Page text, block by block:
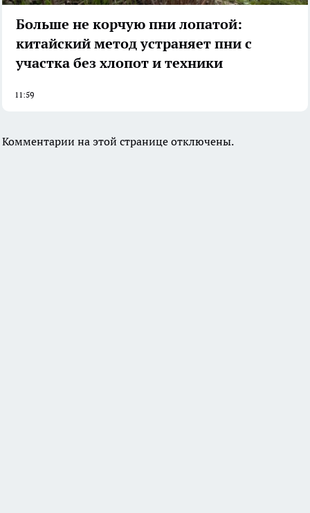
Больше не корчую пни лопатой:
китайский метод устраняет пни с
участка без хлопот и техники
11:59
Комментарии на этой странице отключены.